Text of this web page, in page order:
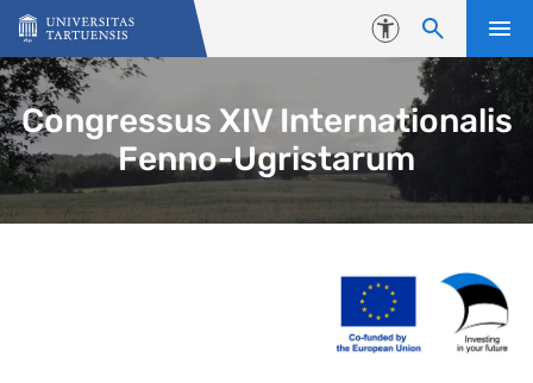
Skip to content
Accessibility
Congressus XIV Internationalis
Fenno-Ugristarum